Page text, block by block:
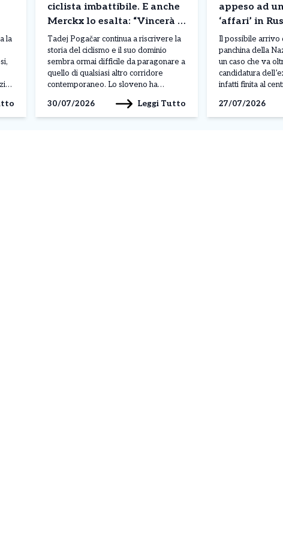
la
ciclista imbattibile. E anche
Merckx lo esalta: “Vincerà 8
Tour de France”
Tadej Pogačar continua a riscrivere la
storia del ciclismo e il suo dominio
sembra ormai difficile da paragonare a
quello di qualsiasi altro corridore
contemporaneo. Lo sloveno ha
France, il terzo consecutivo, e nel
corso della stagione ha già ottenuto 19
30/07/2026 Leggi Tutto
appeso ad
‘affari’ in
Maldini
Il possibile arrivo
panchina della
un caso che va
candidatura
infatti finita al
Fonbet, società
mettendo in
27/07/2026